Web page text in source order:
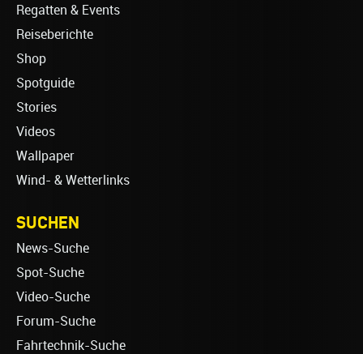
Regatten & Events
Reiseberichte
Shop
Spotguide
Stories
Videos
Wallpaper
Wind- & Wetterlinks
SUCHEN
News-Suche
Spot-Suche
Video-Suche
Forum-Suche
Fahrtechnik-Suche